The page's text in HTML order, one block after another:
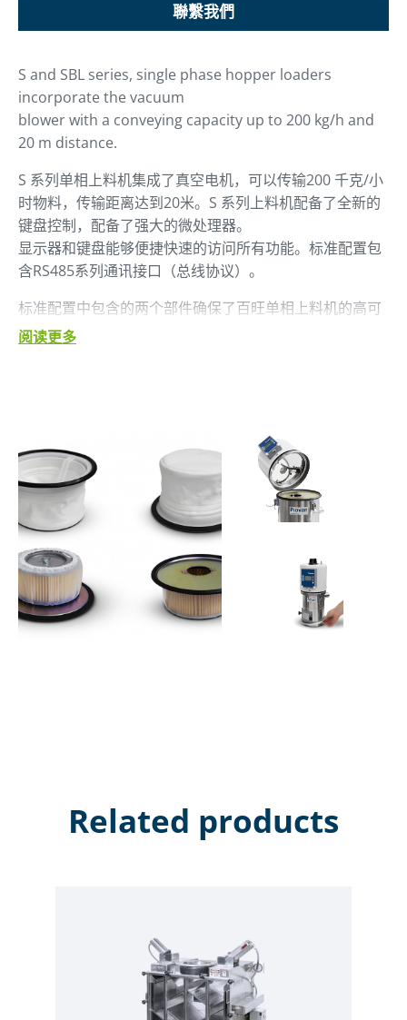
聯繫我們
S and SBL series, single phase hopper loaders
incorporate the vacuum
blower with a conveying capacity up to 200 kg/h and
20 m distance.
S 系列单相上料机集成了真空电机，可以传输200 千克/小
时物料，传输距离达到20米。S 系列上料机配备了全新的
键盘控制，配备了强大的微处理器。
显示器和键盘能够便捷快速的访问所有功能。标准配置包
含RS485系列通讯接口（总线协议）。
标准配置中包含的两个部件确保了百旺单相上料机的高可
靠性，大大延长了真空泵的使用寿命。
• high quality material, such as stainless steel
标准型号:
● 1 kW双步进电机
● 纸质或纤维过滤器
● 自动过滤清洗装置（利用压缩空气）
● 过滤清洗排气口以及不锈钢网眼保护的检视口
● 磁性料位传感器
● 带键盘的控制盒，包含串行接口以及显示工作状态和报
警的LED灯。
阅读更多
Related products